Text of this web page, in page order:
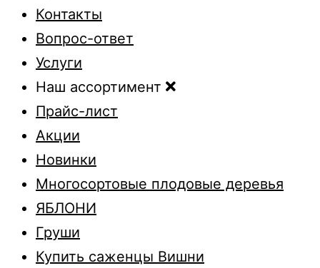
Контакты
Вопрос-ответ
Услуги
Наш ассортимент
Прайс-лист
Акции
Новинки
Многосортовые плодовые деревья
ЯБЛОНИ
Груши
Купить саженцы Вишни